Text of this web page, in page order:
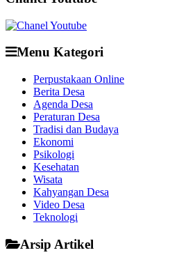
Menu Kategori
Perpustakaan Online
Berita Desa
Agenda Desa
Peraturan Desa
Tradisi dan Budaya
Ekonomi
Psikologi
Kesehatan
Wisata
Kahyangan Desa
Video Desa
Teknologi
Arsip Artikel